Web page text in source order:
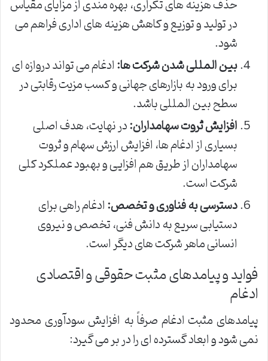
حذف هزینه های تکراری، بهره مندی از مزایای مقیاس
در تولید و توزیع و کاهش هزینه های اداری فراهم می
شود.
بین المللی شدن شرکت ها:ادغام می تواند دروازه ای
برای ورود به بازارهای جهانی و کسب مزیت رقابتی در
سطح بین المللی باشد.
افزایش ثروت سهامداران:در نهایت، هدف اصلی
بسیاری از ادغام ها، افزایش ارزش سهام و ثروت
سهامداران از طریق هم افزایی و بهبود عملکرد کلی
شرکت است.
دسترسی به فناوری و تخصص:ادغام راهی برای
دستیابی سریع به دانش فنی، تخصص و نیروی
انسانی ماهر شرکت های دیگر است.
فواید و پیامدهای مثبت حقوقی و اقتصادی
ادغام
پیامدهای مثبت ادغام صرفاً به افزایش سودآوری محدود
نمی شود و ابعاد گسترده ای را در بر می گیرد: